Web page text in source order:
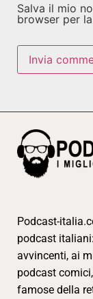
Salva il mio
browser per
Podcast-
podcast
avvincenti, ai
podcast
famose della